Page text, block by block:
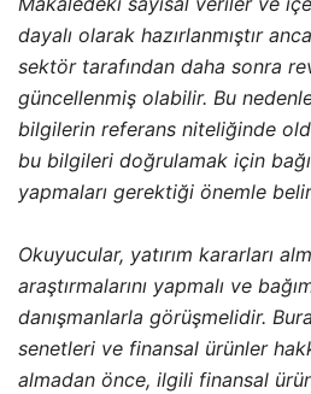
dayalı olarak hazırlanmıştır
sektör tarafından daha sonra
güncellenmiş olabilir. Bu
bilgilerin referans niteliğinde
bu bilgileri doğrulamak için
yapmaları gerektiği önemle
Okuyucular, yatırım kararları
araştırmalarını yapmalı ve
danışmanlarla görüşmelidir.
senetleri ve finansal ürünler
almadan önce, ilgili finansal